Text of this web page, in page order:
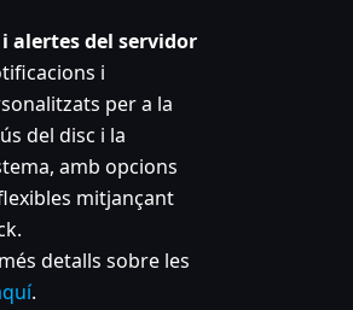
alertes del servidor
i
per a la
del disc i la
amb opcions
mitjançant
detalls sobre les
.